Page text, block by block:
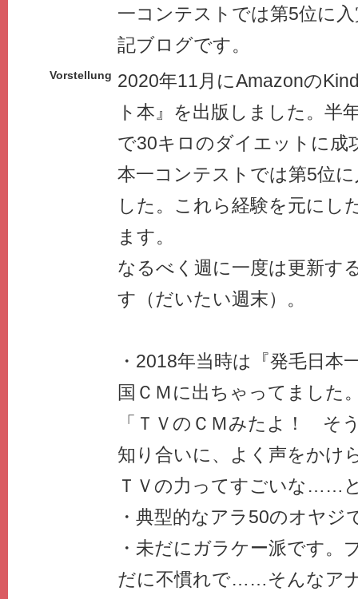
一コンテストでは第5位に
記ブログです。
Vorstellung 2020年11月にAmazonの
ト本』を出版しました。半
で30キロのダイエットに
本一コンテストでは第5位
した。これら経験を元にし
ます。
なるべく週に一度は更新す
す（だいたい週末）。
・2018年当時は『発毛日本
国ＣＭに出ちゃってました
「ＴＶのＣＭみたよ！ そ
知り合いに、よく声をかけ
ＴＶの力ってすごいな……
・典型的なアラ50のオヤジ
・未だにガラケー派です。
だに不慣れで……そんなア